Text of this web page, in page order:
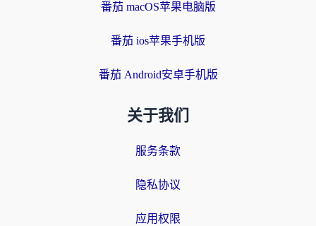
番茄 macOS苹果电脑版
番茄 ios苹果手机版
番茄 Android安卓手机版
关于我们
服务条款
隐私协议
应用权限